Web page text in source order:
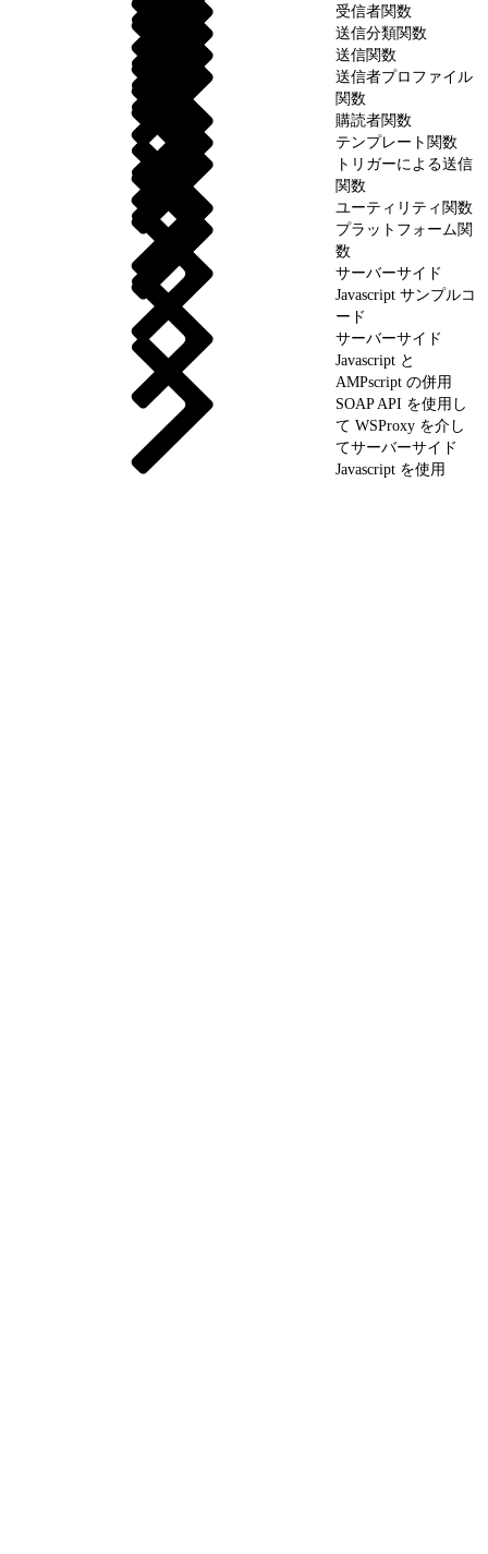
受信者関数
送信分類関数
送信関数
送信者プロファイル
関数
購読者関数
テンプレート関数
トリガーによる送信
関数
ユーティリティ関数
プラットフォーム関
数
サーバーサイド
Javascript サンプルコ
ード
サーバーサイド
Javascript と
AMPscript の併用
SOAP API を使用し
て WSProxy を介し
てサーバーサイド
Javascript を使用